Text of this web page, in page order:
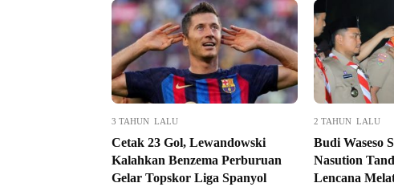
3 TAHUN LALU
Cetak 23 Gol, Lewandowski
Kalahkan Benzema Perburuan
Gelar Topskor Liga Spanyol
2 TAHUN LALU
Budi Waseso
Nasution
Lencana